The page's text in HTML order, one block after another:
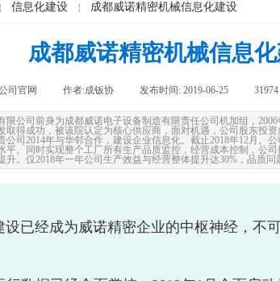
￤ 信息化建设 ￤ 成都威诺精密机械信息化建设
成都威诺精密机械信息
司官网 作者:成钣协 发布时间: 2019-06-25 31974
限公司前身为成都威诺电子设备制造有限责任公司机加组，
取得成功，被该院认定为核心供应商，面对机遇，公司股东投
公司2014年与华邻合作，建设企业信息化。截止2018年12月。
平。同时实现整个工厂所有生产品质监控，经营成本控制，公
。仅2018年一年公司生产效益与经营整体提升达30%，品质问
已经成为威诺精密企业的中枢神经，不可